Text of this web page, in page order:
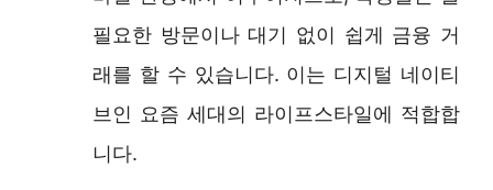
필요한 방문이나 대기 없이 쉽게 금융 거
래를 할 수 있습니다. 이는 디지털 네이티
브인 요즘 세대의 라이프스타일에 적합합
니다.